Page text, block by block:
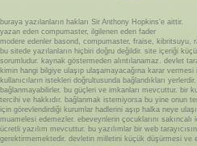
buraya yazılanların hakları Sir Anthony Hopkins'e aittir.
yazan eden compumaster, ilgilenen eden fader
modere edenler basond, compumaster, fraise, kibritsuyu,
bu sitede yazılanların hiçbiri doğru değildir. site içeriği
sorumludur. kaynak göstermeden alıntılanamaz. devlet
kimin hangi bilgiye ulaşıp ulaşamayacağına karar vermesi
kullanıcıların istekleri doğrultusunda bağlandıkları
bağlanmayabilirler. bu güçleri ve imkanları mevcuttur. bir
tercihi ve hakkıdır. bağlanmak istemiyorsa bu yine onun
için görevlendirdiği kurumlar hadlerini aşıp halka neye
muamelesi edemezler. ebeveynlerin çocuklarını
ücretli yazılım mevcuttur. bu yazılımlar bir web
gerektirmemektedir. devletin milletini küçük düşürmesi ve